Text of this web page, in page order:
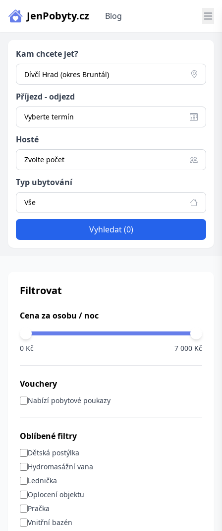
JenPobyty.cz Blog
Kam chcete jet?
Příjezd - odjezd
Vyberte termín
Hosté
Zvolte počet
Typ ubytování
Vše
Vyhledat (0)
Filtrovat
Cena za osobu / noc
0 Kč 7 000 Kč
Vouchery
Nabízí pobytové poukazy
Oblíbené filtry
Dětská postýlka
Hydromasážní vana
Lednička
Oplocení objektu
Pračka
Vnitřní bazén